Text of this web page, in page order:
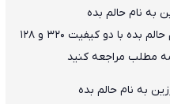
به نام حالم بده
برای دانلود آهنگ فرزاد فرزین به نام حالم بده با دو کیفیت ۳۲۰ و ۱۲۸
مطلب مراجعه کنید